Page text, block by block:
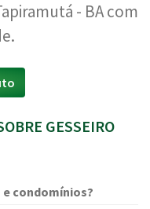
- BA com
GESSEIRO
condomínios?